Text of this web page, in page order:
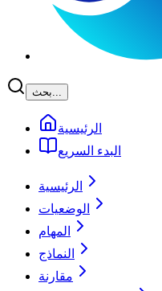
بحث...
الرئيسية
البدء السريع
الرئيسية
الوضعيات
المهام
النماذج
مقارنة